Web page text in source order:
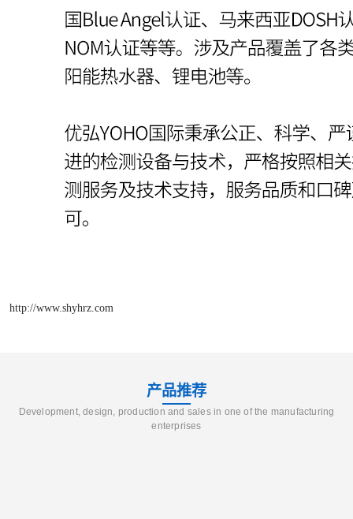
http://www.shyhrz.com
产品推荐
Development, design, production and sales in one of the manufacturing
enterprises